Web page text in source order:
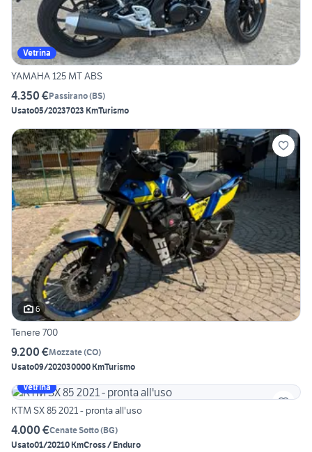
Vetrina
YAMAHA 125 MT ABS
4.350 €Passirano(BS)
Usato05/20237023 KmTurismo
6
Tenere 700
9.200 €Mozzate(CO)
Usato09/202030000 KmTurismo
Vetrina
KTM SX 85 2021 - pronta all'uso
4.000 €Cenate Sotto(BG)
Usato01/20210 KmCross / Enduro